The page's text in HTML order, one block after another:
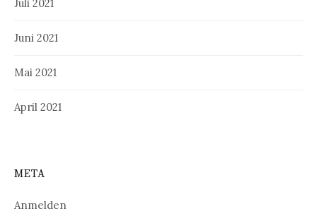
Juli 2021
Juni 2021
Mai 2021
April 2021
META
Anmelden